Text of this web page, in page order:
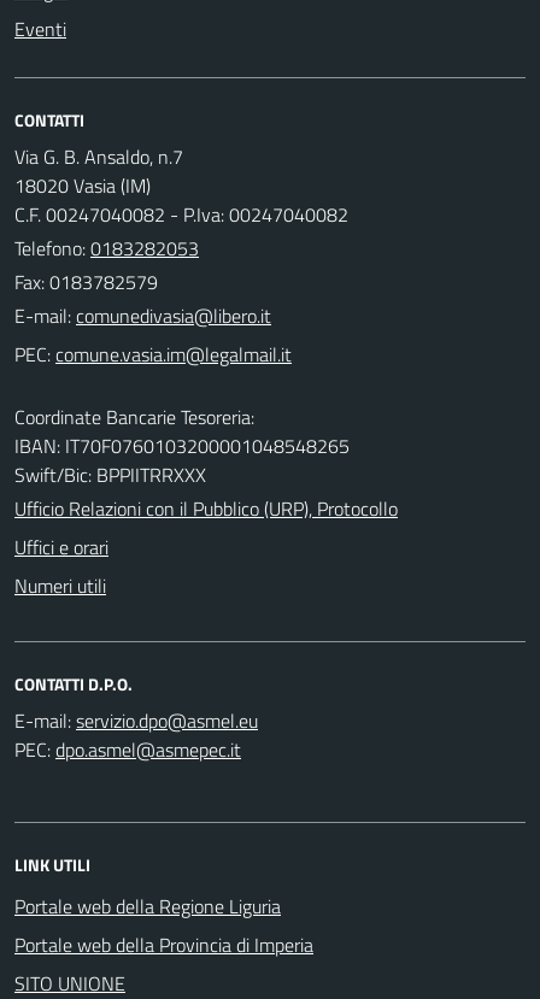
Eventi
CONTATTI
Via G. B. Ansaldo, n.7
18020 Vasia (IM)
C.F. 00247040082 - P.Iva: 00247040082
Telefono:0183282053
Fax: 0183782579
E-mail:
PEC:
Coordinate Bancarie Tesoreria:
IBAN: IT70F0760103200001048548265
Swift/Bic: BPPIITRRXXX
Ufficio Relazioni con il Pubblico (URP), Protocollo
Uffici e orari
Numeri utili
CONTATTI D.P.O.
E-mail:
PEC:
LINK UTILI
Portale web della Regione Liguria
Portale web della Provincia di Imperia
SITO UNIONE